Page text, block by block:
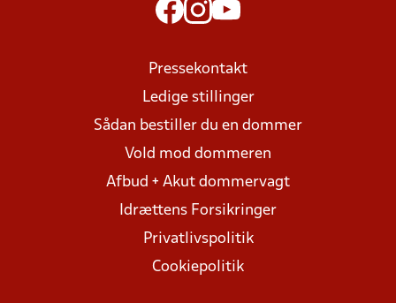
Pressekontakt
Ledige stillinger
Sådan bestiller du en dommer
Vold mod dommeren
Afbud + Akut dommervagt
Idrættens Forsikringer
Privatlivspolitik
Cookiepolitik